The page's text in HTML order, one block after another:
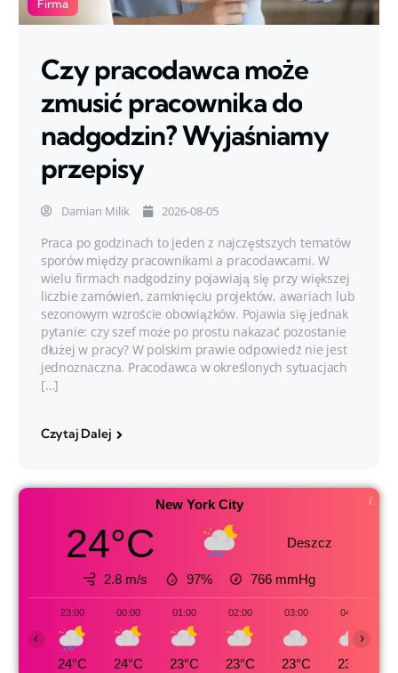
Firma
Czy pracodawca może
zmusić pracownika do
nadgodzin? Wyjaśniamy
przepisy
Damian Milik 2026-08-05
Praca po godzinach to jeden z najczęstszych tematów
sporów między pracownikami a pracodawcami. W
wielu firmach nadgodziny pojawiają się przy większej
liczbie zamówień, zamknięciu projektów, awariach lub
sezonowym wzroście obowiązków. Pojawia się jednak
pytanie: czy szef może po prostu nakazać pozostanie
dłużej w pracy? W polskim prawie odpowiedź nie jest
jednoznaczna. Pracodawca w określonych sytuacjach
[…]
Czytaj Dalej
New York City
24°C Deszcz
2.8 m/s 97% 766 mmHg
23:00
24°C
00:00
24°C
01:00
23°C
02:00
23°C
03:00
23°C
04:00
23°C
‹ ›